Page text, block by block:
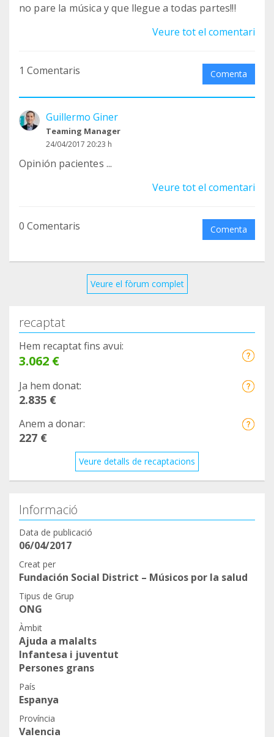
no pare la música y que llegue a todas partes!!!
Veure tot el comentari
1 Comentaris Comenta
Guillermo Giner
Teaming Manager
24/04/2017 20:23 h
Opinión pacientes ...
Veure tot el comentari
0 Comentaris Comenta
Veure el fòrum complet
recaptat
Hem recaptat fins avui:
3.062 €
Ja hem donat:
2.835 €
Anem a donar:
227 €
Veure detalls de recaptacions
Informació
Data de publicació
06/04/2017
Creat per
Fundación Social District – Músicos por la salud
Tipus de Grup
ONG
Àmbit
Ajuda a malalts
Infantesa i juventut
Persones grans
País
Espanya
Província
Valencia